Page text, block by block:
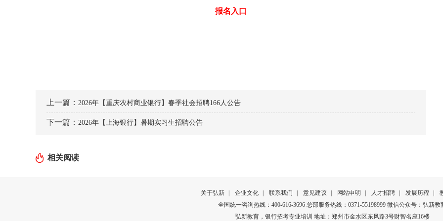
报名入口
上一篇： 2026年【重庆农村商业银行】春季社会招聘166人公告
下一篇： 2026年【上海银行】暑期实习生招聘公告
相关阅读
关于弘新 企业文化 联系我们 意见建议 网站申明 人才招聘 发展历程
全国统一咨询热线：400-616-3696 总部服务热线：0371-55198999 微信公众号：弘新教
弘新教育，银行招考专业培训 地址：郑州市金水区东风路3号财智名座16楼